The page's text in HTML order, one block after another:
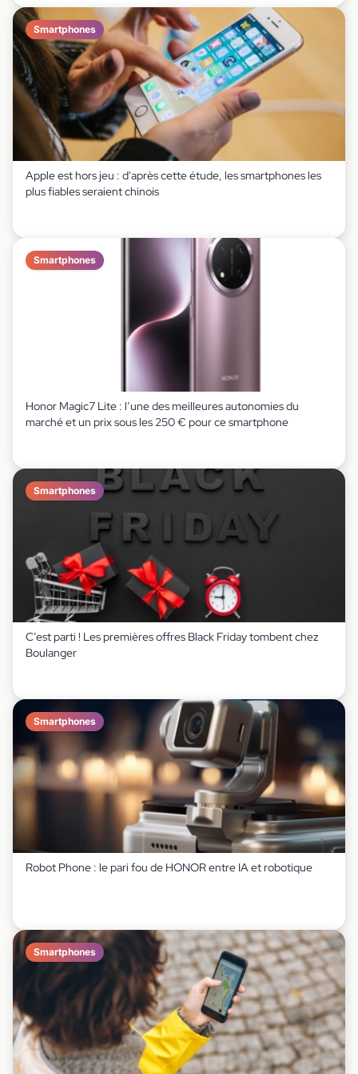
Smartphones
Apple est hors jeu : d'après cette étude, les smartphones les
plus fiables seraient chinois
Smartphones
Honor Magic7 Lite : l’une des meilleures autonomies du
marché et un prix sous les 250 € pour ce smartphone
Smartphones
C’est parti ! Les premières offres Black Friday tombent chez
Boulanger
Smartphones
Robot Phone : le pari fou de HONOR entre IA et robotique
Smartphones